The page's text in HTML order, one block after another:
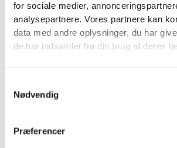
for sociale medier,
analysepartnere. Vores partnere kan
data med andre oplysninger, du har
de har indsamlet fra din brug af deres
Nødvendig
Præferencer